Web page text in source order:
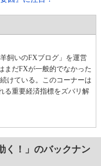
飼いのFXブログ」を運営
まだFXが一般的でなかった
けている。このコーナーは
る重要経済指標をズバリ解
く！」のバックナン